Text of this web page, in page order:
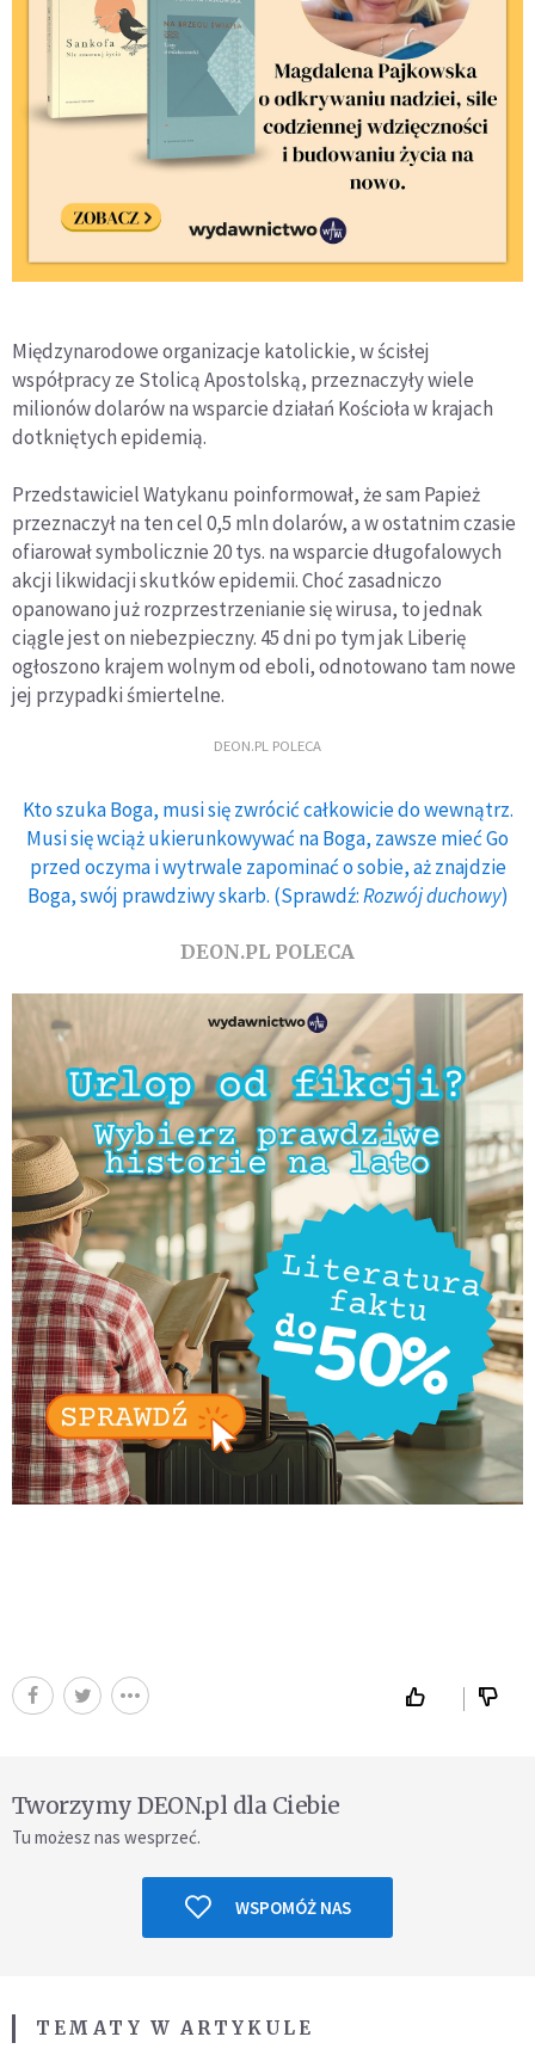
Międzynarodowe organizacje katolickie, w ścisłej
współpracy ze Stolicą Apostolską, przeznaczyły wiele
milionów dolarów na wsparcie działań Kościoła w krajach
dotkniętych epidemią.
Przedstawiciel Watykanu poinformował, że sam Papież
przeznaczył na ten cel 0,5 mln dolarów, a w ostatnim czasie
ofiarował symbolicznie 20 tys. na wsparcie długofalowych
akcji likwidacji skutków epidemii. Choć zasadniczo
opanowano już rozprzestrzenianie się wirusa, to jednak
ciągle jest on niebezpieczny. 45 dni po tym jak Liberię
ogłoszono krajem wolnym od eboli, odnotowano tam nowe
jej przypadki śmiertelne.
DEON.PL POLECA
Kto szuka Boga, musi się zwrócić całkowicie do wewnątrz.
Musi się wciąż ukierunkowywać na Boga, zawsze mieć Go
przed oczyma i wytrwale zapominać o sobie, aż znajdzie
Boga, swój prawdziwy skarb. (Sprawdź:Rozwój duchowy)
DEON.PL POLECA
Tworzymy DEON.pl dla Ciebie
Tu możesz nas wesprzeć.
WSPOMÓŻ NAS
TEMATY W ARTYKULE